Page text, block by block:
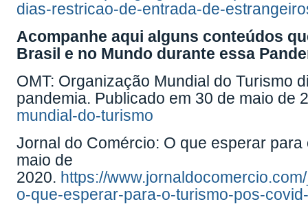
dias-restricao-de-entrada-de-
Acompanhe aqui alguns conteúdos
Brasil e no Mundo durante essa
OMT: Organização Mundial do Turismo
pandemia. Publicado em 30 de maio de
mundial-do-turismo
Jornal do Comércio: O que esperar
maio de
2020. https://
o-que-esperar-para-o-turismo-pos-